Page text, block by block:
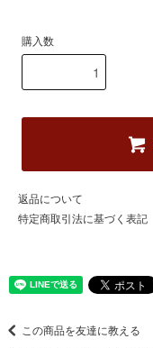
購入数
返品について
特定商取引法に基づく表記
この商品を友達に教える